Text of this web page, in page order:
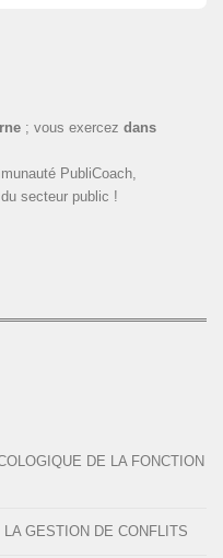
; vous exercezdans
PubliCoach,
secteur public !
DE LA FONCTION
GESTION DE CONFLITS